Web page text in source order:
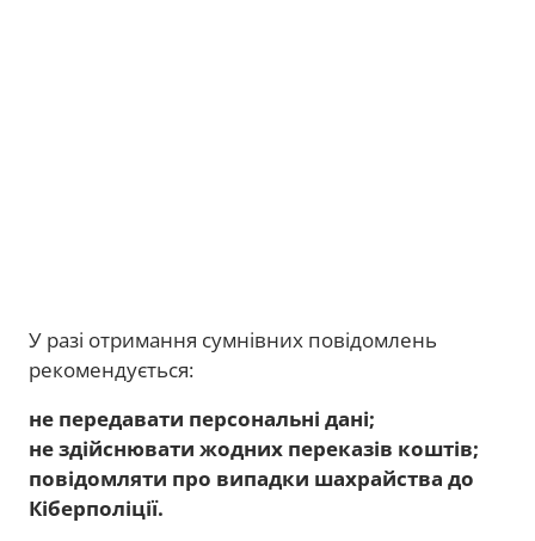
У разі отримання сумнівних повідомлень
рекомендується:
не передавати персональні дані;
не здійснювати жодних переказів коштів;
повідомляти про випадки шахрайства до
Кіберполіції.